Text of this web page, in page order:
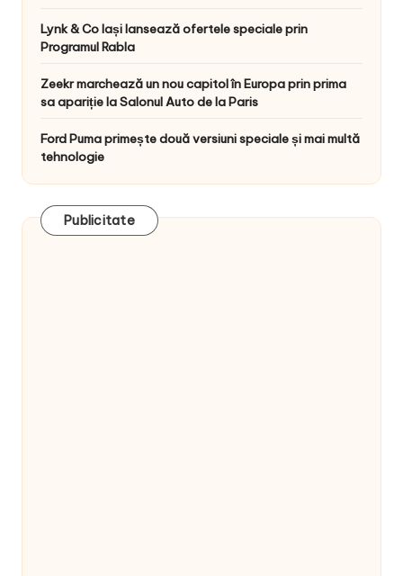
Lynk & Co Iași lansează ofertele speciale prin
Programul Rabla
Zeekr marchează un nou capitol în Europa prin prima
sa apariție la Salonul Auto de la Paris
Ford Puma primește două versiuni speciale și mai multă
tehnologie
Publicitate